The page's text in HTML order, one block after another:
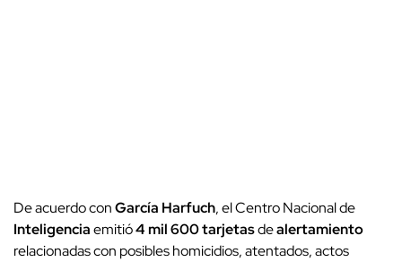
De acuerdo conGarcía Harfuch, el Centro Nacional de
Inteligenciaemitió4 mil 600 tarjetasdealertamiento
relacionadas con posibles homicidios, atentados, actos